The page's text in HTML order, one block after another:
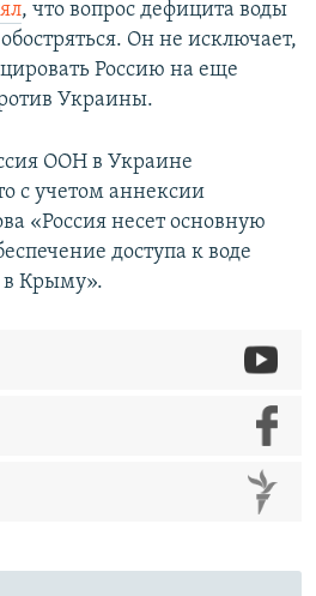
, что вопрос дефицита воды
Он не исключает,
Россию на еще
Украины.
ООН в Украине
с учетом аннексии
«Россия несет основную
доступа к воде
Крыму».